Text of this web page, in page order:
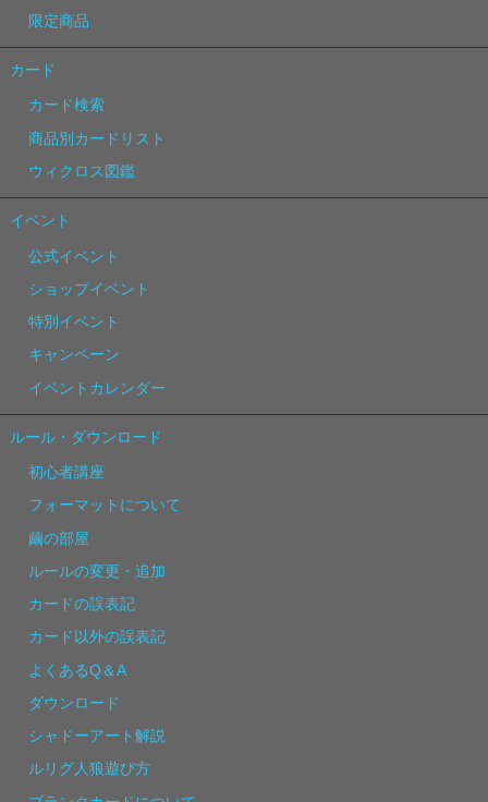
限定商品
カード
カード検索
商品別カードリスト
ウィクロス図鑑
イベント
公式イベント
ショップイベント
特別イベント
キャンペーン
イベントカレンダー
ルール・ダウンロード
初心者講座
フォーマットについて
繭の部屋
ルールの変更・追加
カードの誤表記
カード以外の誤表記
よくあるQ＆A
ダウンロード
シャドーアート解説
ルリグ人狼遊び方